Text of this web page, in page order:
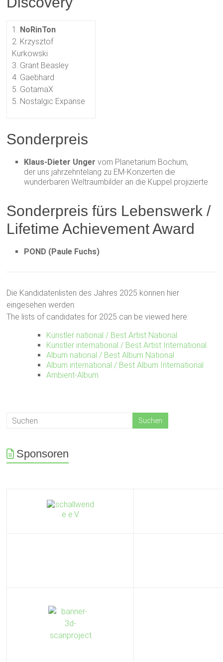
1. NoRinTon
2. Krzysztof
Kurkowski
3. Grant Beasley
4. Gaebhard
5. GotamaX
5. Nostalgic Expanse
Sonderpreis
Klaus-Dieter Ungervom Planetarium Bochum,
der uns jahrzehntelang zu EM-Konzerten die
wunderbaren Weltraumbilder an die Kuppel projizierte
Sonderpreis fürs Lebenswerk /
Lifetime Achievement Award
POND (Paule Fuchs)
Die Kandidatenlisten des Jahres 2025 können hier
eingesehen werden:
The lists of candidates for 2025 can be viewed here:
Künstler national / Best Artist National
Künstler international / Best Artist International
Album national / Best Album National
Album international / Best Album International
Ambient-Album
Sponsoren